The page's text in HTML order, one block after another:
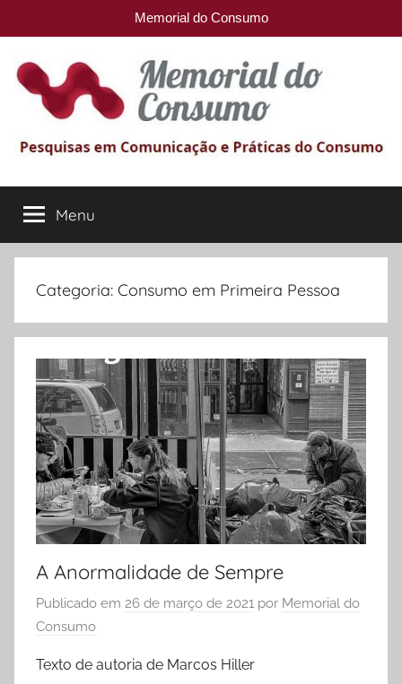
Memorial do Consumo
para
conteúdo
Memorial
do
Consumo
comunicação
e
Práticas
Menu
Categoria: Consumo em Primeira Pessoa
A Anormalidade de Sempre
Publicado em 26 de março de 2021 por Memorial do
Consumo
Texto de autoria de Marcos Hiller